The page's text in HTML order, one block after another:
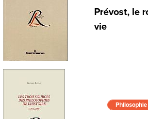
Prévost, le
vie
Philosophie